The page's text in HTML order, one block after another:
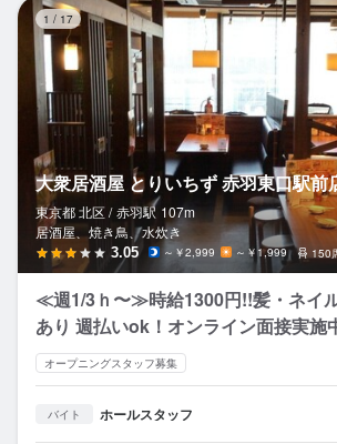
1 / 17
大衆居酒屋 とりいちず 赤羽東口駅前
東京都 北区 / 赤羽駅 107m
居酒屋、焼き鳥、水炊き
3.05 ～￥2,999 ～￥1,999 150
≪週1/3ｈ〜≫時給1300円!!髪・ネイ
あり 週払いok！オンライン面接実施
オープニングスタッフ募集
バイト ホールスタッフ